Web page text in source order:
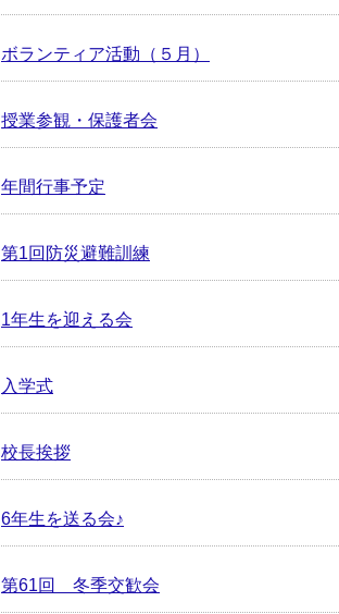
ボランティア活動（５月）
授業参観・保護者会
年間行事予定
第1回防災避難訓練
1年生を迎える会
入学式
校長挨拶
6年生を送る会♪
第61回 冬季交歓会